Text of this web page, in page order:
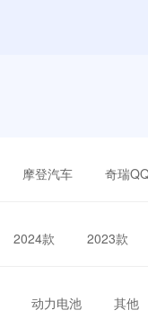
摩登汽车 奇瑞
2024款 2023款
动力电池 其他